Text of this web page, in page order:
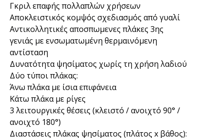
Γκριλ επαφής πολλαπλών χρήσεων
Αποκλειστικός κομψός σχεδιασμός από γυαλί
Αντικολλητικές αποσπωμενες πλάκες 3ης
γενιάς με ενσωματωμένη θερμαινόμενη
αντίσταση
Δυνατότητα ψησίματος χωρίς τη χρήση λαδιού
Δύο τύποι πλάκας:
Άνω πλάκα με ίσια επιφάνεια
Κάτω πλάκα με ρίγες
3 λειτουργικές θέσεις (κλειστό / ανοιχτό 90° /
ανοιχτό 180°)
Διαστάσεις πλάκας ψησίματος (πλάτος x βάθος):